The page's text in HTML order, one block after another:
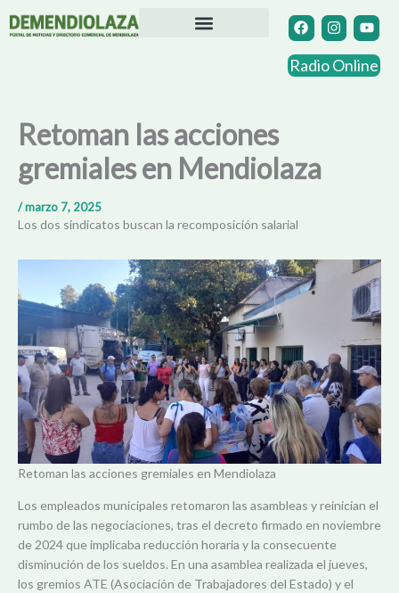
F
a
c
e
b
I
n
s
t
a
Y
o
u
t
u
Radio Online
Retoman las acciones
gremiales en Mendiolaza
/marzo 7, 2025
Los dos sindicatos buscan la recomposición salarial
Retoman las acciones gremiales en Mendiolaza
Los empleados municipales retomaron las asambleas y reinician el
rumbo de las negociaciones, tras el decreto firmado en noviembre
de 2024 que implicaba reducción horaria y la consecuente
disminución de los sueldos. En una asamblea realizada el jueves,
los gremios ATE (Asociación de Trabajadores del Estado) y el